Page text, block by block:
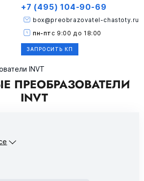
ЗАПРОСИТЬ КП
box@preobrazovatel-chastoty.ru
+7 (495) 104-90-69
пн-пт с 9:00 до 18:00
INVT
ПРЕОБРАЗОВАТЕЛИ
INVT